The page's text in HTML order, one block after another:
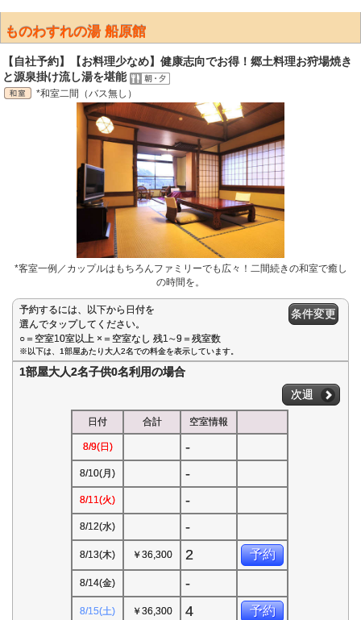
ものわすれの湯 船原館
【自社予約】【お料理少なめ】健康志向でお得！郷土料理お狩場焼き
と源泉掛け流し湯を堪能
*和室二間（バス無し）
*客室一例／カップルはもちろんファミリーでも広々！二間続きの和室で癒し
の時間を。
予約するには、以下から日付を
選んでタップしてください。
○＝空室10室以上 ×＝空室なし 残1∼9＝残室数
条件変更
※以下は、1部屋あたり大人2名での料金を表示しています。
1部屋大人2名子供0名利用の場合
次週
日付 合計 空室情報
8/9(日) -
8/10(月) -
8/11(火) -
8/12(水) -
8/13(木) ￥36,300 2 予約
8/14(金) -
8/15(土) ￥36,300 4 予約